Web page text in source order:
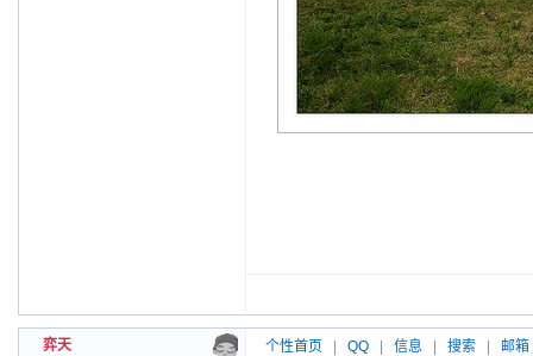
弈天 个性首页 QQ 信息 搜索 邮箱